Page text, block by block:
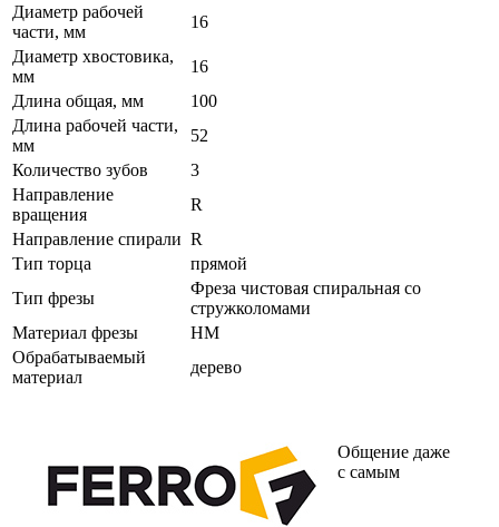
Диаметр рабочей
части, мм
16
Диаметр хвостовика,
мм
16
Длина общая, мм
100
Длина рабочей части,
мм
52
Количество зубов
3
Направление
вращения
R
Направление спирали R
Тип торца
прямой
Тип фрезы
Фреза чистовая спиральная со
стружколомами
Материал фрезы
HM
Обрабатываемый
материал
дерево
Общение даже
с самым